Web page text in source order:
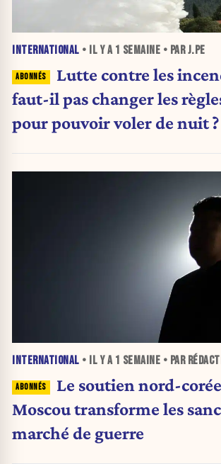
INTERNATIONAL • IL Y A 1 SEMAINE • PAR J.PE
Lutte contre les
faut-il pas changer les
pour pouvoir voler de nuit ?
INTERNATIONAL • IL Y A 1 SEMAINE • PAR
Le soutien nord-
Moscou transforme les
marché de guerre